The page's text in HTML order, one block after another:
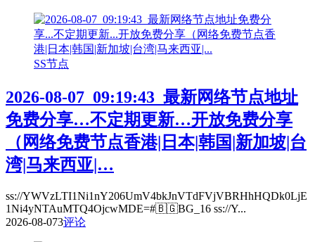
SS节点
2026-08-07_09:19:43_最新网络节点地址
免费分享…不定期更新…开放免费分享
（网络免费节点香港|日本|韩国|新加坡|台
湾|马来西亚|…
ss://YWVzLTI1Ni1nY206UmV4bkJnVTdFVjVBRHhHQDk0LjE
1Ni4yNTAuMTQ4OjcwMDE=#🇧🇬BG_16 ss://Y...
2026-08-073评论